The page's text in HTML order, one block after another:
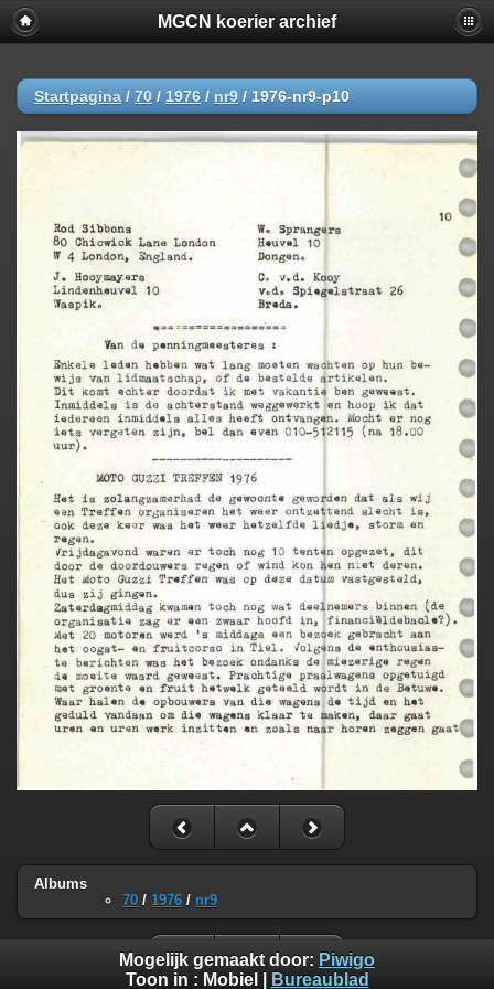
MGCN koerier archief
Startpagina / 70 / 1976 / nr9 / 1976-nr9-p10
Albums
70 / 1976 / nr9
Mogelijk gemaakt door: Piwigo
Toon in : Mobiel Bureaublad